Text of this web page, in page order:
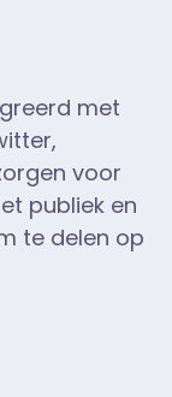
met
voor
publiek en
te delen op